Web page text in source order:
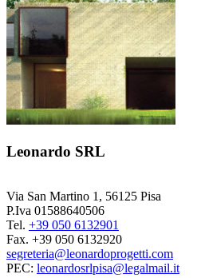
Leonardo SRL
Via San Martino 1, 56125 Pisa
P.Iva 01588640506
Tel. +39 050 6132901
Fax. +39 050 6132920
segreteria@leonardoprogetti.com
PEC: leonardosrlpisa@legalmail.it